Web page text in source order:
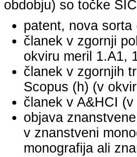
obdobju) so točke
patent, nova
članek v zgornji
okviru meril 1.A1,
članek v zgornjih
Scopus (h) (v
članek v A&HCI
objava
v znanstveni
monografija ali